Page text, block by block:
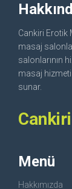
Cankiri Erotik
masaj
salonlarının
masaj hizmeti
sunar.
Menü
Hakkımızda